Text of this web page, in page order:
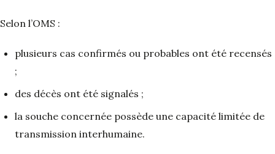
Selon l’OMS :
plusieurs cas confirmés ou probables ont été recensés
;
des décès ont été signalés ;
la souche concernée possède une capacité limitée de
transmission interhumaine.